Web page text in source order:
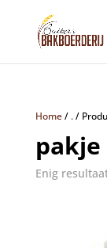
Home/ ./
pakje
Enig